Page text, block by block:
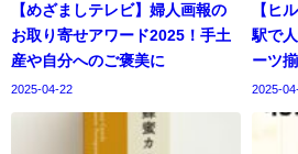
【めざましテレビ】婦人画報の
お取り寄せアワード2025！手土
産や自分へのご褒美に
2025-04-22
【ヒ
駅で
ーツ
2025-